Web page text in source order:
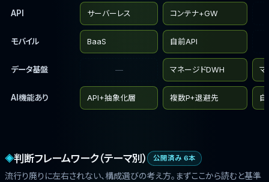
API サーバーレス コンテナ+GW
モバイル BaaS 自前API
データ基盤 — マネージドDWH マ
AI機能あり API+抽象化層 複数P+退避先
◈判断フレームワーク（テーマ別） 公開済み 6本
流行り廃りに左右されない、構成選びの考え方。まずここから読むと基準